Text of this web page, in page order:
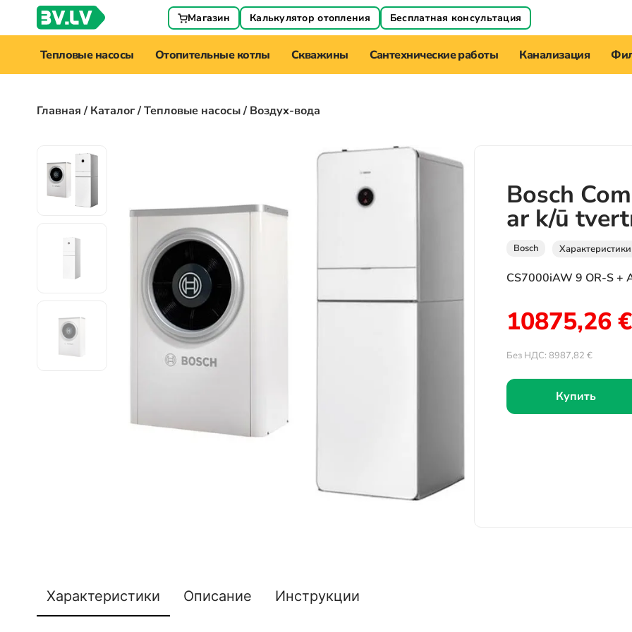
Магазин Калькулятор отопления Бесплатная консультация
Тепловые насосы Отопительные котлы Скважины Сантехнические работы Канализация
Главная/Каталог/Тепловые насосы/ Воздух-вода
Bosch
ar k/ū
Bosch Характеристики
CS7000iAW 9 OR-S
10875,26€
Без НДС: 8987,82 €
Купить
Характеристики Описание Инструкции